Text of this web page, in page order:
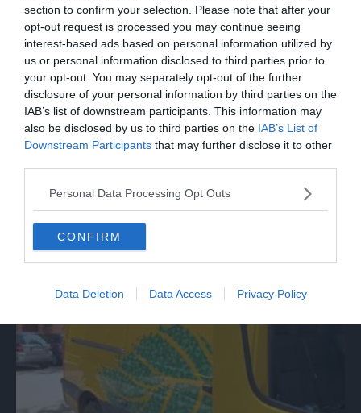
section to confirm your selection. Please note that after your
opt-out request is processed you may continue seeing
interest-based ads based on personal information utilized by
us or personal information disclosed to third parties prior to
your opt-out. You may separately opt-out of the further
disclosure of your personal information by third parties on the
IAB’s list of downstream participants. This information may
also be disclosed by us to third parties on the IAB’s List of
Downstream Participants that may further disclose it to other
Personal Data Processing Opt Outs
CONFIRM
Data Deletion Data Access Privacy Policy
Incendio in Serbia, a fuoco una riserva
naturale vicino Belgrado